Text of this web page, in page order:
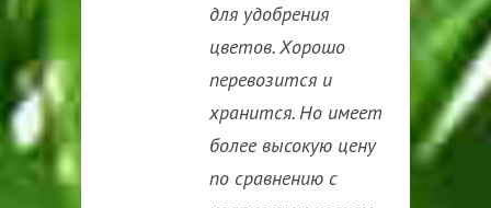
для удобрения
цветов. Хорошо
перевозится и
хранится. Но имеет
более высокую цену
по сравнению с